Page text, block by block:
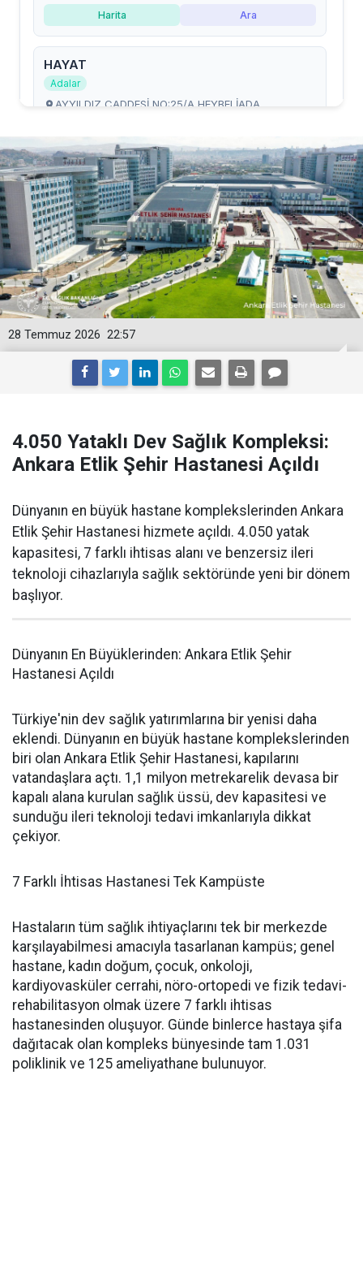
22:57
28 Temmuz 2026
4.050 Yataklı Dev Sağlık Kompleksi:
Ankara Etlik Şehir Hastanesi Açıldı
Dünyanın en büyük hastane komplekslerinden Ankara
Etlik Şehir Hastanesi hizmete açıldı. 4.050 yatak
kapasitesi, 7 farklı ihtisas alanı ve benzersiz ileri
teknoloji cihazlarıyla sağlık sektöründe yeni bir dönem
başlıyor.
Dünyanın En Büyüklerinden: Ankara Etlik Şehir
Hastanesi Açıldı
Türkiye'nin dev sağlık yatırımlarına bir yenisi daha
eklendi. Dünyanın en büyük hastane komplekslerinden
biri olan Ankara Etlik Şehir Hastanesi, kapılarını
vatandaşlara açtı. 1,1 milyon metrekarelik devasa bir
kapalı alana kurulan sağlık üssü, dev kapasitesi ve
sunduğu ileri teknoloji tedavi imkanlarıyla dikkat
çekiyor.
7 Farklı İhtisas Hastanesi Tek Kampüste
Hastaların tüm sağlık ihtiyaçlarını tek bir merkezde
karşılayabilmesi amacıyla tasarlanan kampüs; genel
hastane, kadın doğum, çocuk, onkoloji,
kardiyovasküler cerrahi, nöro-ortopedi ve fizik tedavi-
rehabilitasyon olmak üzere 7 farklı ihtisas
hastanesinden oluşuyor. Günde binlerce hastaya şifa
dağıtacak olan kompleks bünyesinde tam 1.031
poliklinik ve 125 ameliyathane bulunuyor.